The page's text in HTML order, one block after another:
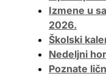
Izmene u
2026.
Školski
Nedeljni
Poznate